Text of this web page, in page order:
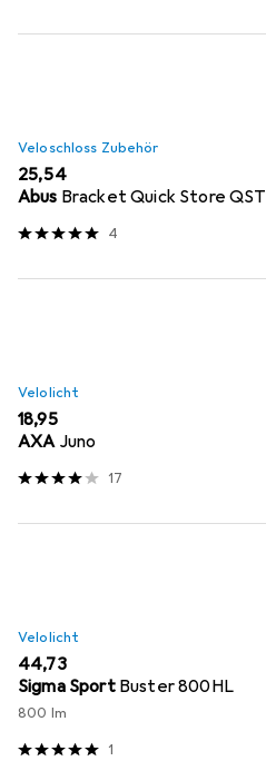
Veloschloss Zubehör
EUR
25,54
Abus Bracket Quick Store QST
4
Velolicht
EUR
18,95
AXA Juno
17
Velolicht
EUR
44,73
Sigma Sport Buster 800HL
800 lm
1